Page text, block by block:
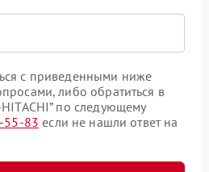
с приведенными ниже
либо обратиться в
по следующему
55-83 если не нашли ответ на